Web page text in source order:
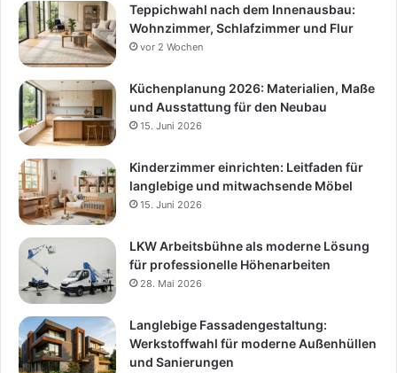
Teppichwahl nach dem Innenausbau:
Wohnzimmer, Schlafzimmer und Flur
vor 2 Wochen
Küchenplanung 2026: Materialien, Maße
und Ausstattung für den Neubau
15. Juni 2026
Kinderzimmer einrichten: Leitfaden für
langlebige und mitwachsende Möbel
15. Juni 2026
LKW Arbeitsbühne als moderne Lösung
für professionelle Höhenarbeiten
28. Mai 2026
Langlebige Fassadengestaltung:
Werkstoffwahl für moderne Außenhüllen
und Sanierungen